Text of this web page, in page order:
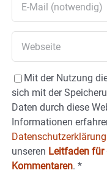
Mit der Nutzung
sich mit der
Daten durch diese
Informationen
unseren Leitfaden für
Kommentaren. *